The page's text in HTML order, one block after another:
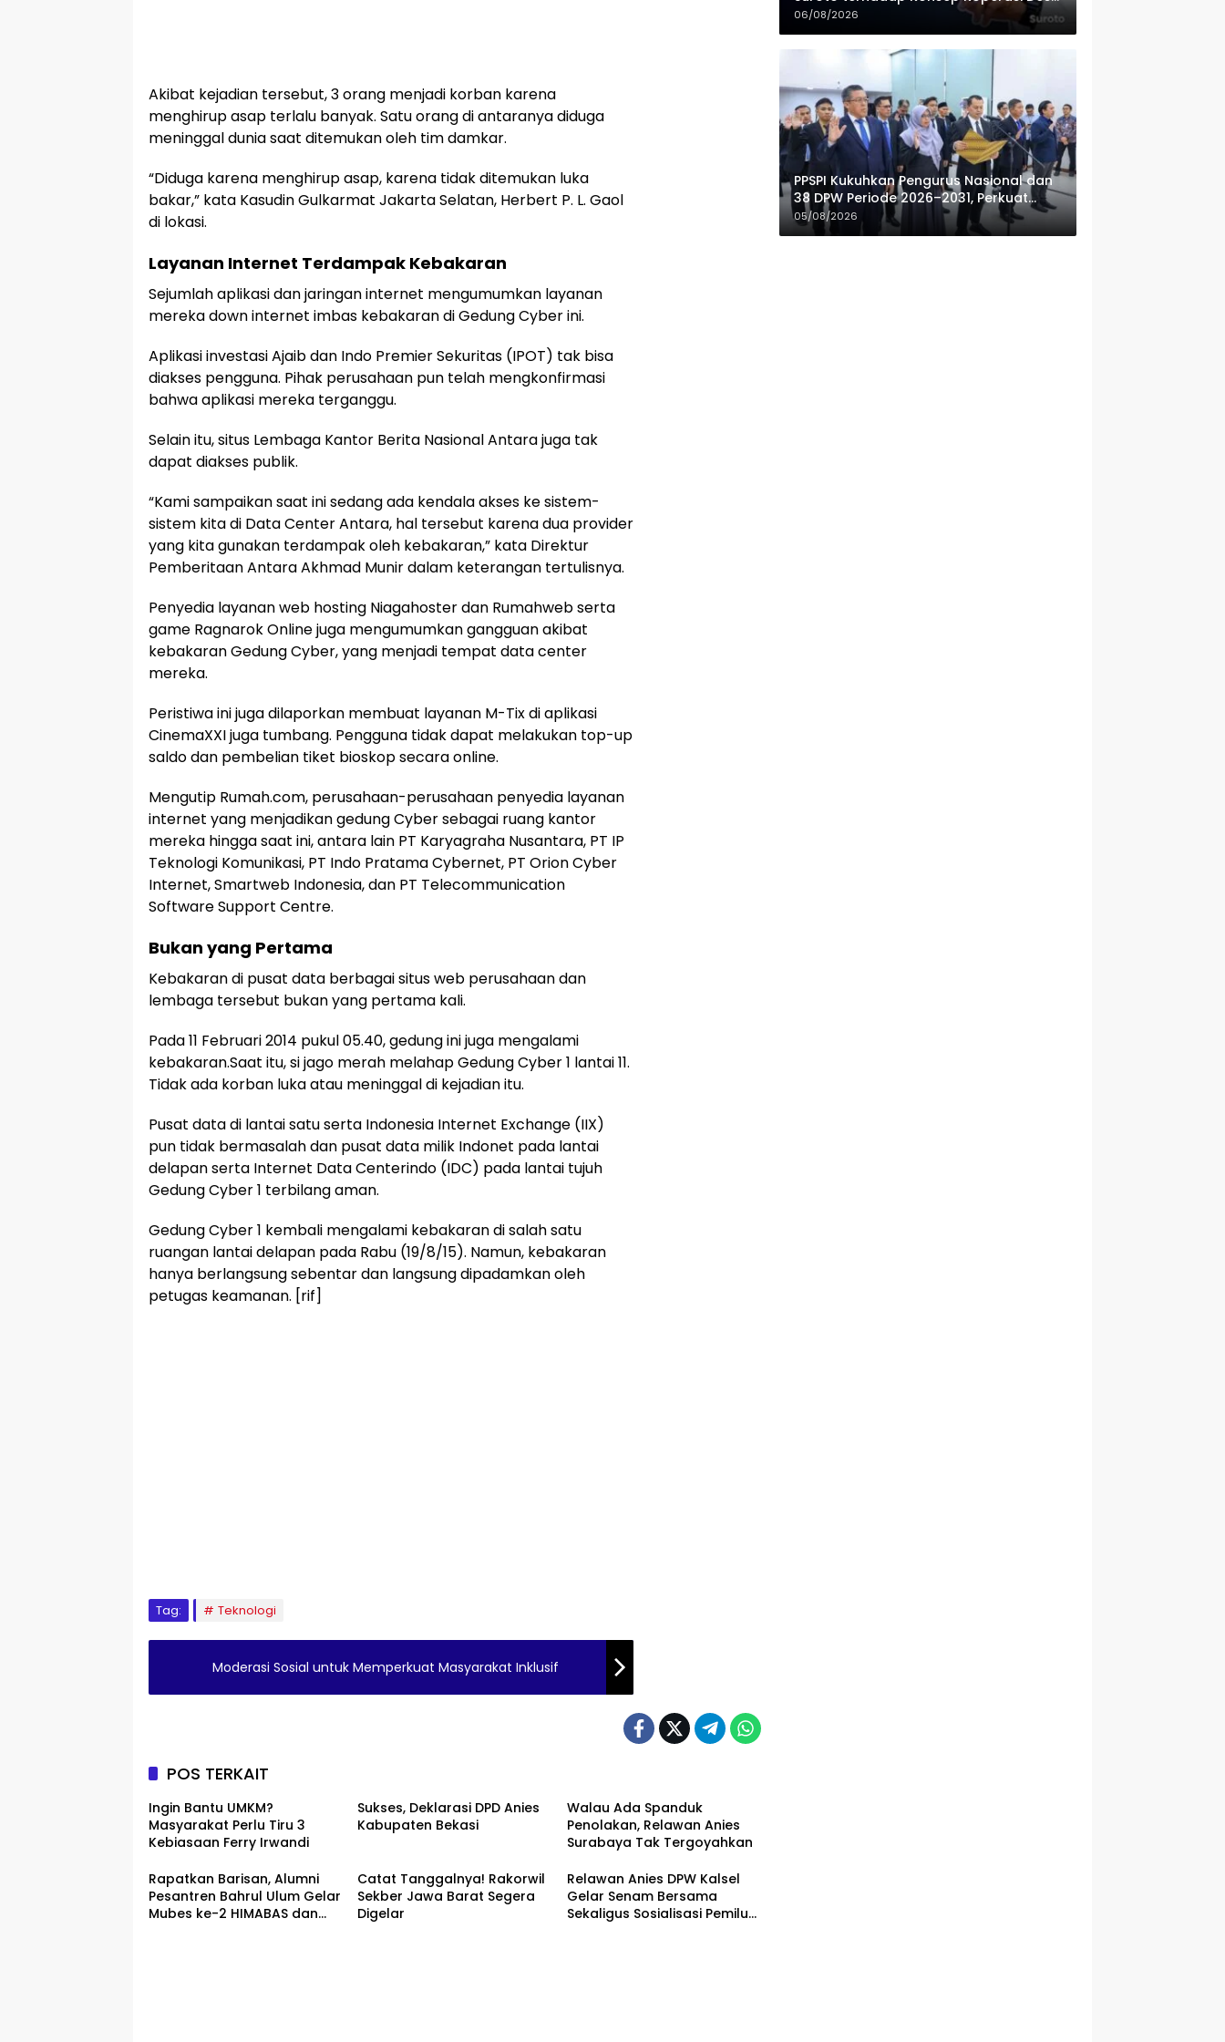
Akibat kejadian tersebut, 3 orang menjadi korban karena
menghirup asap terlalu banyak. Satu orang di antaranya diduga
meninggal dunia saat ditemukan oleh tim damkar.
“Diduga karena menghirup asap, karena tidak ditemukan luka
bakar,” kata Kasudin Gulkarmat Jakarta Selatan, Herbert P. L. Gaol
di lokasi.
Layanan Internet Terdampak Kebakaran
Sejumlah aplikasi dan jaringan internet mengumumkan layanan
mereka down internet imbas kebakaran di Gedung Cyber ini.
Aplikasi investasi Ajaib dan Indo Premier Sekuritas (IPOT) tak bisa
diakses pengguna. Pihak perusahaan pun telah mengkonfirmasi
bahwa aplikasi mereka terganggu.
Selain itu, situs Lembaga Kantor Berita Nasional Antara juga tak
dapat diakses publik.
“Kami sampaikan saat ini sedang ada kendala akses ke sistem-
sistem kita di Data Center Antara, hal tersebut karena dua provider
yang kita gunakan terdampak oleh kebakaran,” kata Direktur
Pemberitaan Antara Akhmad Munir dalam keterangan tertulisnya.
Penyedia layanan web hosting Niagahoster dan Rumahweb serta
game Ragnarok Online juga mengumumkan gangguan akibat
kebakaran Gedung Cyber, yang menjadi tempat data center
mereka.
Peristiwa ini juga dilaporkan membuat layanan M-Tix di aplikasi
CinemaXXI juga tumbang. Pengguna tidak dapat melakukan top-up
saldo dan pembelian tiket bioskop secara online.
Mengutip Rumah.com, perusahaan-perusahaan penyedia layanan
internet yang menjadikan gedung Cyber sebagai ruang kantor
mereka hingga saat ini, antara lain PT Karyagraha Nusantara, PT IP
Teknologi Komunikasi, PT Indo Pratama Cybernet, PT Orion Cyber
Internet, Smartweb Indonesia, dan PT Telecommunication
Software Support Centre.
Bukan yang Pertama
Kebakaran di pusat data berbagai situs web perusahaan dan
lembaga tersebut bukan yang pertama kali.
Pada 11 Februari 2014 pukul 05.40, gedung ini juga mengalami
kebakaran.Saat itu, si jago merah melahap Gedung Cyber 1 lantai 11.
Tidak ada korban luka atau meninggal di kejadian itu.
Pusat data di lantai satu serta Indonesia Internet Exchange (IIX)
pun tidak bermasalah dan pusat data milik Indonet pada lantai
delapan serta Internet Data Centerindo (IDC) pada lantai tujuh
Gedung Cyber 1 terbilang aman.
Gedung Cyber 1 kembali mengalami kebakaran di salah satu
ruangan lantai delapan pada Rabu (19/8/15). Namun, kebakaran
hanya berlangsung sebentar dan langsung dipadamkan oleh
petugas keamanan. [rif]
Tag: Teknologi
Moderasi Sosial untuk Memperkuat Masyarakat Inklusif
POS TERKAIT
Ingin Bantu UMKM?
Masyarakat Perlu Tiru 3
Kebiasaan Ferry Irwandi
Sukses, Deklarasi DPD Anies
Kabupaten Bekasi
Walau Ada Spanduk
Penolakan, Relawan Anies
Surabaya Tak Tergoyahkan
Rapatkan Barisan, Alumni
Pesantren Bahrul Ulum Gelar
Mubes ke-2 HIMABAS dan
Catat Tanggalnya! Rakorwil
Sekber Jawa Barat Segera
Digelar
Relawan Anies DPW Kalsel
Gelar Senam Bersama
Sekaligus Sosialisasi Pemilu
Merah Putih
06/08/2026
PPSPI Kukuhkan Pengurus Nasional dan
38 DPW Periode 2026–2031, Perkuat
Profesionalisme Sektor Publik
05/08/2026